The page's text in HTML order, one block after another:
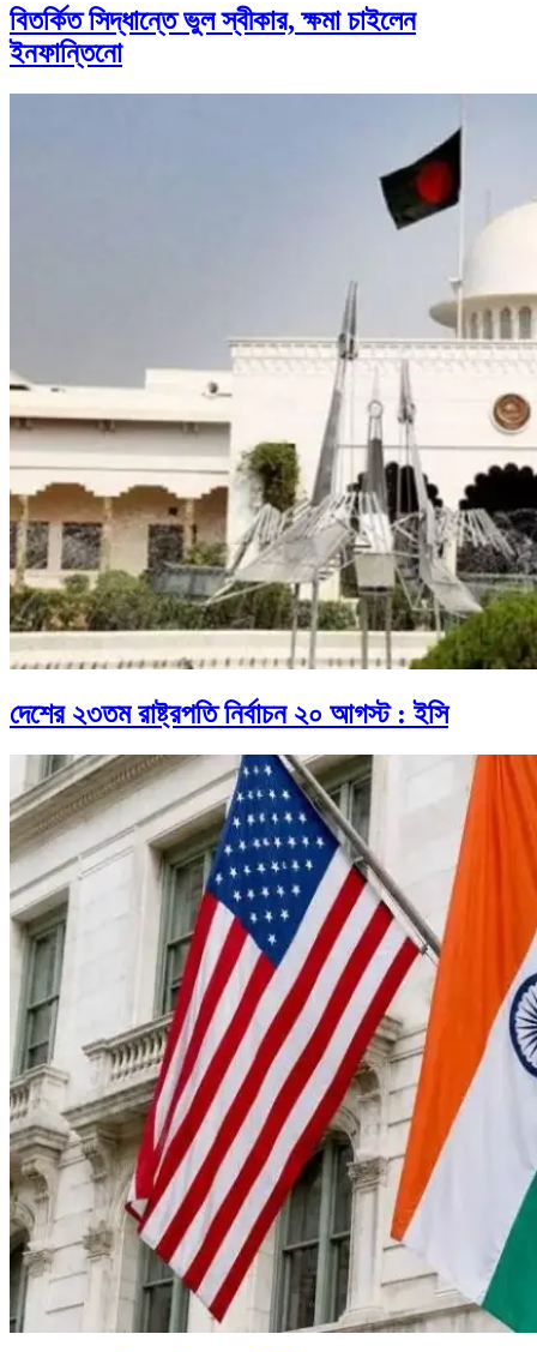
বিতর্কিত সিদ্ধান্তে ভুল স্বীকার, ক্ষমা চাইলেন
ইনফান্তিনো
দেশের ২৩তম রাষ্ট্রপতি নির্বাচন ২০ আগস্ট : ইসি